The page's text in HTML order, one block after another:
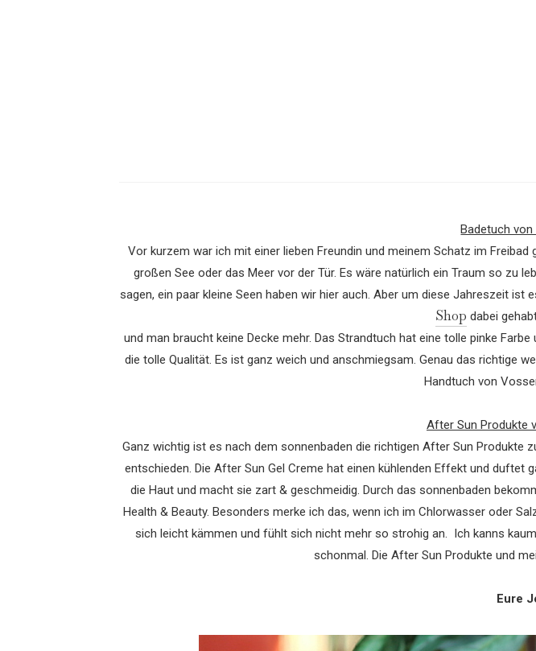
Badetuch
Vor kurzem war ich mit einer lieben Freundin und meinem Schatz im
großen See oder das Meer vor der Tür. Es wäre natürlich ein Traum so zu
sagen, ein paar kleine Seen haben wir hier auch. Aber um diese Jahreszeit
Shop dabei
und man braucht keine Decke mehr. Das Strandtuch hat eine tolle pinke
die tolle Qualität. Es ist ganz weich und anschmiegsam. Genau das richtige
Handtuch von
After Sun Produkte
Ganz wichtig ist es nach dem sonnenbaden die richtigen After Sun Produkte
entschieden. Die After Sun Gel Creme hat einen kühlenden Effekt und
die Haut und macht sie zart & geschmeidig. Durch das sonnenbaden
Health & Beauty. Besonders merke ich das, wenn ich im Chlorwasser oder
sich leicht kämmen und fühlt sich nicht mehr so strohig an. Ich kanns
schonmal. Die After Sun Produkte und
Eure